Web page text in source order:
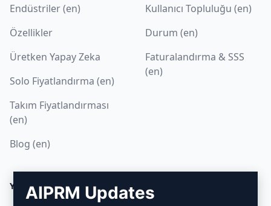
Endüstriler (en)
Özellikler
Üretken Yapay Zeka
Solo Fiyatlandırma (en)
Takım Fiyatlandırması
(en)
Blog (en)
Kullanıcı Topluluğu (en)
Durum (en)
Faturalandırma & SSS
(en)
YASALAIPRM Updates